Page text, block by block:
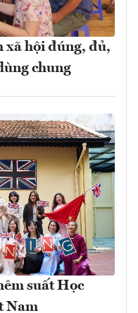
xã hội đúng, đủ,
chung
suất Học
Nam